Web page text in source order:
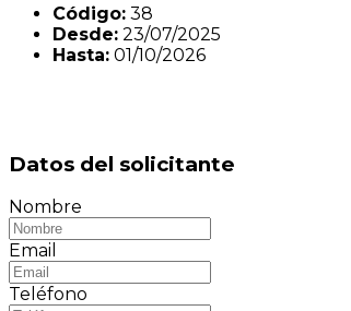
Código: 38
Desde: 23/07/2025
Hasta: 01/10/2026
Datos del solicitante
Nombre
Email
Teléfono